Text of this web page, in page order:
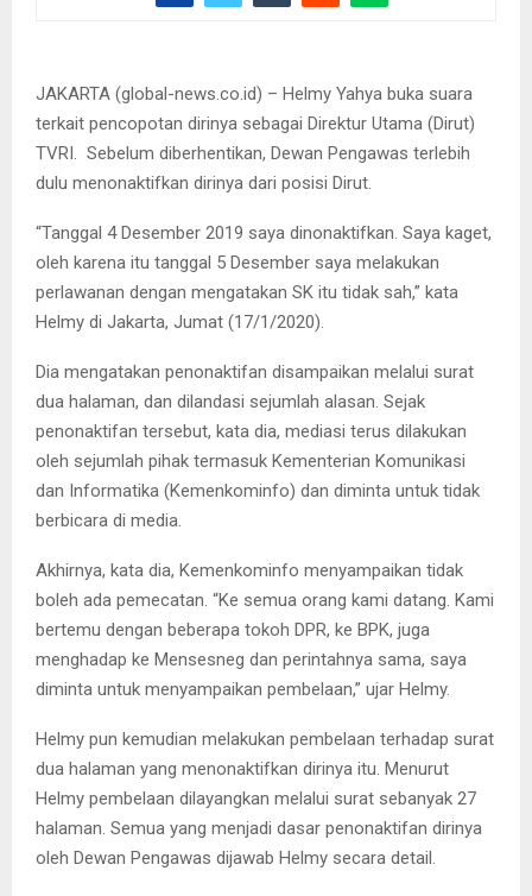
JAKARTA (global-news.co.id) – Helmy Yahya buka suara
terkait pencopotan dirinya sebagai Direktur Utama (Dirut)
TVRI. Sebelum diberhentikan, Dewan Pengawas terlebih
dulu menonaktifkan dirinya dari posisi Dirut.
“Tanggal 4 Desember 2019 saya dinonaktifkan. Saya kaget,
oleh karena itu tanggal 5 Desember saya melakukan
perlawanan dengan mengatakan SK itu tidak sah,” kata
Helmy di Jakarta, Jumat (17/1/2020).
Dia mengatakan penonaktifan disampaikan melalui surat
dua halaman, dan dilandasi sejumlah alasan. Sejak
penonaktifan tersebut, kata dia, mediasi terus dilakukan
oleh sejumlah pihak termasuk Kementerian Komunikasi
dan Informatika (Kemenkominfo) dan diminta untuk tidak
berbicara di media.
Akhirnya, kata dia, Kemenkominfo menyampaikan tidak
boleh ada pemecatan. “Ke semua orang kami datang. Kami
bertemu dengan beberapa tokoh DPR, ke BPK, juga
menghadap ke Mensesneg dan perintahnya sama, saya
diminta untuk menyampaikan pembelaan,” ujar Helmy.
Helmy pun kemudian melakukan pembelaan terhadap surat
dua halaman yang menonaktifkan dirinya itu. Menurut
Helmy pembelaan dilayangkan melalui surat sebanyak 27
halaman. Semua yang menjadi dasar penonaktifan dirinya
oleh Dewan Pengawas dijawab Helmy secara detail.